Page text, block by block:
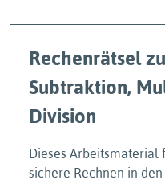
Rechenrätsel
Subtraktion,
Division
Dieses Arbeitsmaterial
sichere Rechnen in